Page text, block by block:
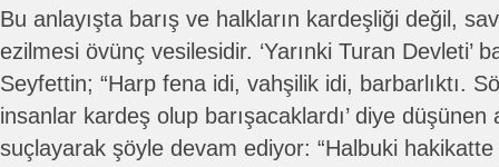
Bu anlayışta barış ve halkların kardeşliği değil,
ezilmesi övünç vesilesidir. ‘Yarınki Turan Devleti’
Seyfettin; “Harp fena idi, vahşilik idi, barbarlıktı.
insanlar kardeş olup barışacaklardı’ diye düşünen
suçlayarak şöyle devam ediyor: “Halbuki